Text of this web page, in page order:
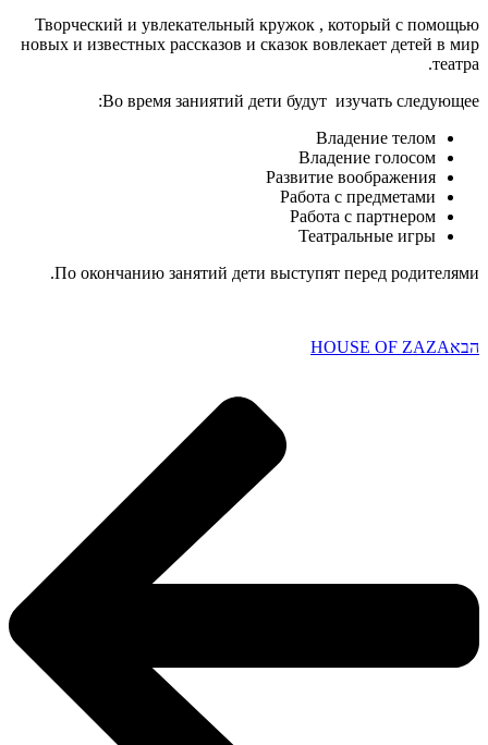
Творческий и увлекательный кружок , который с помощью
новых и известных рассказов и сказок вовлекает детей в мир
театра.
Во время заниятий дети будут изучать следующее:
Владение телом
Владение голосом
Развитие воображения
Работа с предметами
Работа с партнером
Театральные игры
По окончанию занятий дети выступят перед родителями.
הבאHOUSE OF ZAZA